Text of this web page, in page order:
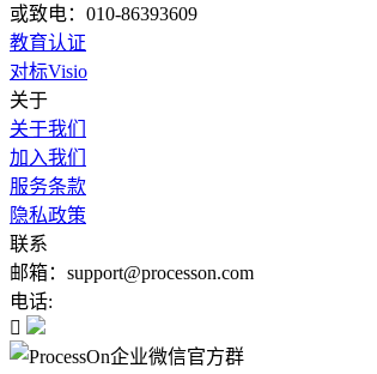
或致电：010-86393609
教育认证
对标Visio
关于
关于我们
加入我们
服务条款
隐私政策
联系
邮箱：support@processon.com
电话:
